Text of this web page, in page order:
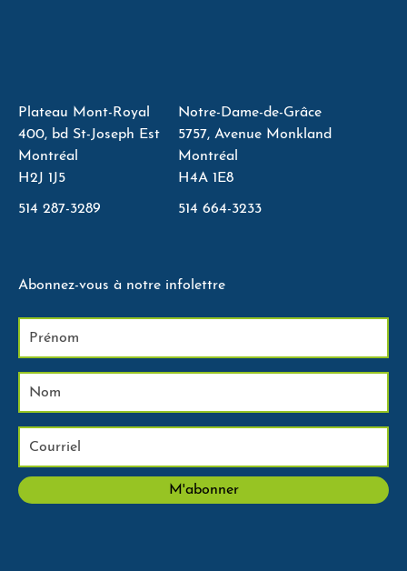
Plateau Mont-Royal
400, bd St-Joseph Est
Montréal
H2J 1J5
514 287-3289
Notre-Dame-de-Grâce
5757, Avenue Monkland
Montréal
H4A 1E8
514 664-3233
Abonnez-vous à notre infolettre